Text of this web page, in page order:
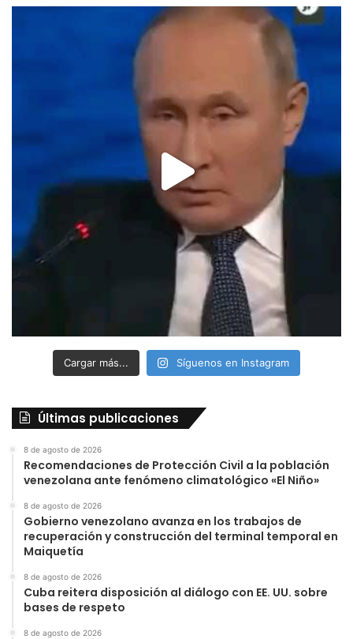
Cargar más... Síguenos en Instagram
Últimas publicaciones
8 de agosto de 2026
Recomendaciones de Protección Civil a la población
venezolana ante fenómeno climatológico «El Niño»
8 de agosto de 2026
Gobierno venezolano avanza en los trabajos de
recuperación y construcción del terminal temporal en
Maiquetía
8 de agosto de 2026
Cuba reitera disposición al diálogo con EE. UU. sobre
bases de respeto
8 de agosto de 2026